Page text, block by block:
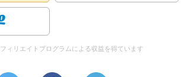
ィリエイトプログラムによる収益を得ています